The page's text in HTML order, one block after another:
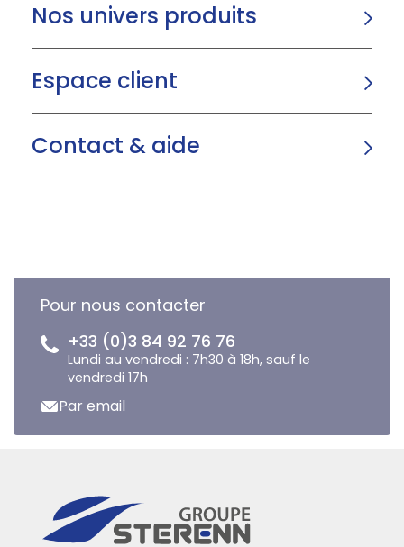
Nos univers produits
Espace client
Contact & aide
Pour nous contacter
+33 (0)3 84 92 76 76
Lundi au vendredi : 7h30 à 18h, sauf le
vendredi 17h
Par email